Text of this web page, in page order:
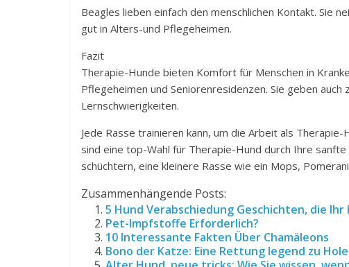
Beagles lieben einfach den menschlichen Kontakt. Sie
gut in Alters-und Pflegeheimen.
Fazit
Therapie-Hunde bieten Komfort für Menschen in
Pflegeheimen und Seniorenresidenzen. Sie geben
Lernschwierigkeiten.
Jede Rasse trainieren kann, um die Arbeit als
sind eine top-Wahl für Therapie-Hund durch Ihre
schüchtern, eine kleinere Rasse wie ein Mops,
Zusammenhängende Posts:
5 Hund Verabschiedung Geschichten, die Ihr
Pet-Impfstoffe Erforderlich?
10 Interessante Fakten Über Chamäleons
Bono der Katze: Eine Rettung legend zu